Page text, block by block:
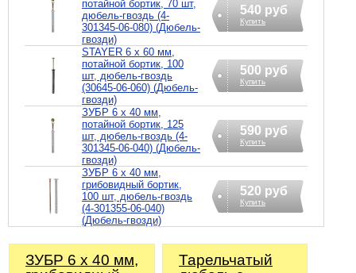
потайной бортик, 70 шт,
дюбель-гвоздь (4-
301345-06-080) (Дюбель-
гвозди)
540 руб
Купить
STAYER 6 х 60 мм,
потайной бортик, 100
шт, дюбель-гвоздь
(30645-06-060) (Дюбель-
гвозди)
500 руб
Купить
ЗУБР 6 х 40 мм,
потайной бортик, 125
шт, дюбель-гвоздь (4-
301345-06-040) (Дюбель-
гвозди)
590 руб
Купить
ЗУБР 6 х 40 мм,
грибовидный бортик,
100 шт, дюбель-гвоздь
(4-301355-06-040)
(Дюбель-гвозди)
520 руб
Купить
ЗУБР 6 х 40 мм,
Тарельчатый